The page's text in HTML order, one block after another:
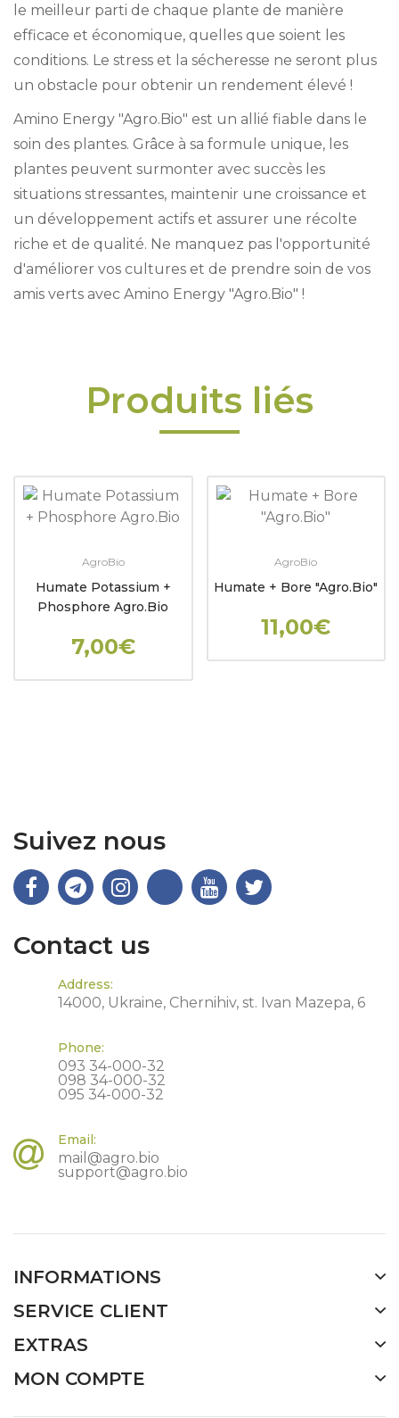
le meilleur parti de chaque plante de manière
efficace et économique, quelles que soient les
conditions. Le stress et la sécheresse ne seront plus
un obstacle pour obtenir un rendement élevé !
Amino Energy "Agro.Bio" est un allié fiable dans le
soin des plantes. Grâce à sa formule unique, les
plantes peuvent surmonter avec succès les
situations stressantes, maintenir une croissance et
un développement actifs et assurer une récolte
riche et de qualité. Ne manquez pas l'opportunité
d'améliorer vos cultures et de prendre soin de vos
amis verts avec Amino Energy "Agro.Bio" !
Produits liés
AgroBio
Humate Potassium +
Phosphore Agro.Bio
7,00€
AgroBio
Humate + Bore "Agro.Bio"
11,00€
Suivez nous
Contact us
Address:
14000, Ukraine, Chernihiv, st. Ivan Mazepa, 6
Phone:
093 34-000-32
098 34-000-32
095 34-000-32
Email:
mail@agro.bio
support@agro.bio
INFORMATIONS
SERVICE CLIENT
EXTRAS
MON COMPTE